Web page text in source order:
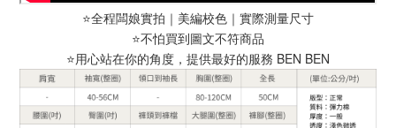
⭐️全程闆娘實拍｜美編校色｜實際測量尺寸
⭐️不怕買到圖文不符商品
⭐️用心站在你的角度，提供最好的服務 BEN BEN